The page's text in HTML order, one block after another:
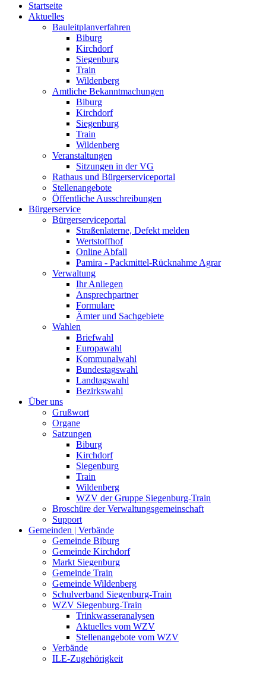
Startseite
Aktuelles
Bauleitplanverfahren
Biburg
Kirchdorf
Siegenburg
Train
Wildenberg
Amtliche Bekanntmachungen
Biburg
Kirchdorf
Siegenburg
Train
Wildenberg
Veranstaltungen
Sitzungen in der VG
Rathaus und Bürgerserviceportal
Stellenangebote
Öffentliche Ausschreibungen
Bürgerservice
Bürgerserviceportal
Straßenlaterne, Defekt melden
Wertstoffhof
Online Abfall
Pamira - Packmittel-Rücknahme Agrar
Verwaltung
Ihr Anliegen
Ansprechpartner
Formulare
Ämter und Sachgebiete
Wahlen
Briefwahl
Europawahl
Kommunalwahl
Bundestagswahl
Landtagswahl
Bezirkswahl
Über uns
Grußwort
Organe
Satzungen
Biburg
Kirchdorf
Siegenburg
Train
Wildenberg
WZV der Gruppe Siegenburg-Train
Broschüre der Verwaltungsgemeinschaft
Support
Gemeinden | Verbände
Gemeinde Biburg
Gemeinde Kirchdorf
Markt Siegenburg
Gemeinde Train
Gemeinde Wildenberg
Schulverband Siegenburg-Train
WZV Siegenburg-Train
Trinkwasseranalysen
Aktuelles vom WZV
Stellenangebote vom WZV
Verbände
ILE-Zugehörigkeit